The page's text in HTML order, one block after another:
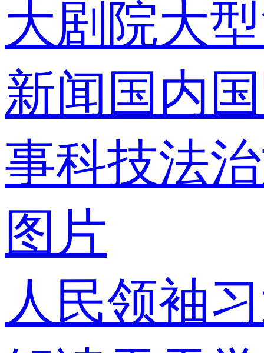
录
使用合作
大剧院大
新闻 国内
事科技法治
图片
人民领袖